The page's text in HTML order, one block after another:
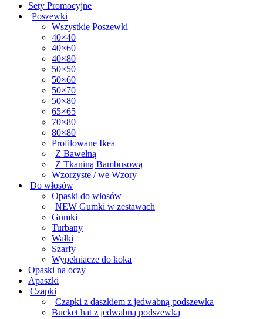
Sety Promocyjne
Poszewki
Wszystkie Poszewki
40×40
40×60
40×80
50×50
50×60
50×70
50×80
65×65
70×80
80×80
Profilowane Ikea
Z Bawełną
Z Tkaniną Bambusową
Wzorzyste / we Wzory
Do włosów
Opaski do włosów
NEW Gumki w zestawach
Gumki
Turbany
Wałki
Szarfy
Wypełniacze do koka
Opaski na oczy
Apaszki
Czapki
Czapki z daszkiem z jedwabną podszewka
Bucket hat z jedwabną podszewką